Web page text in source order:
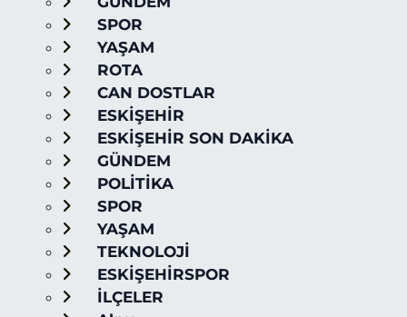
SPOR
YAŞAM
ROTA
CAN DOSTLAR
ESKİŞEHİR
ESKİŞEHİR SON DAKİKA
GÜNDEM
POLİTİKA
SPOR
YAŞAM
TEKNOLOJİ
ESKİŞEHİRSPOR
İLÇELER